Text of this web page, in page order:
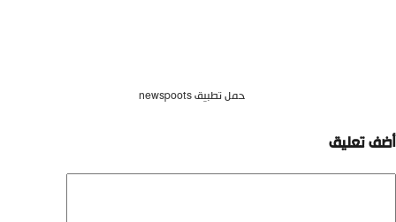
حمل تطبيق newspoots
تعليق